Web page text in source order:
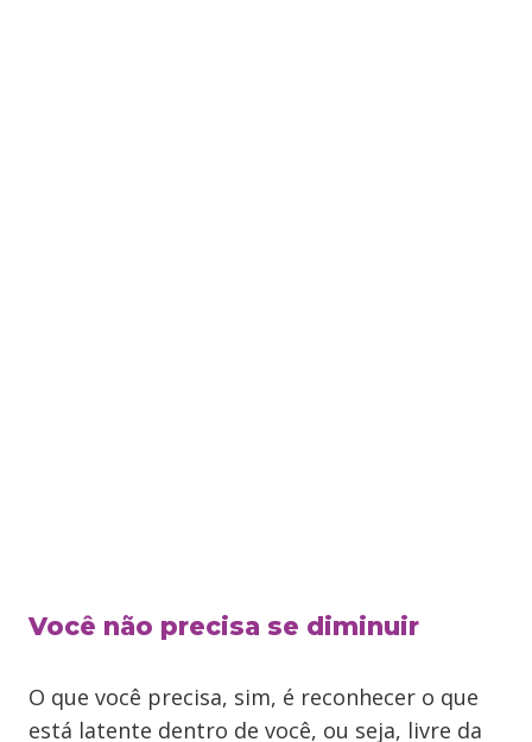
Você não precisa se diminuir
O que você precisa, sim, é reconhecer o que
está latente dentro de você, ou seja, livre da